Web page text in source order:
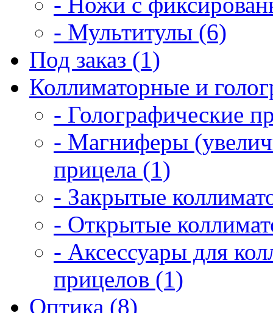
- Мультитулы (6)
Под заказ (1)
Коллиматорные и
- Голографические
- Магниферы
прицела (1)
- Закрытые
- Открытые
- Аксессуары для
прицелов (1)
Оптика (8)